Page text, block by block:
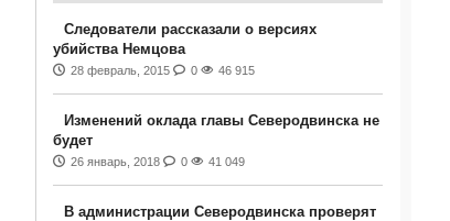
Следователи рассказали о версиях
убийства Немцова
28 февраль, 2015 0 46 915
Изменений оклада главы Северодвинска не
будет
26 январь, 2018 0 41 049
В администрации Северодвинска проверят